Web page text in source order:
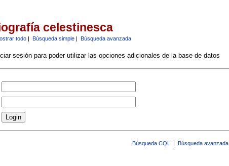
celestinesca
todo| Búsqueda simple| Búsqueda avanzada
sesión para poder utilizar las opciones adicionales de la base de datos
Búsqueda CQL | Búsqueda avanzada